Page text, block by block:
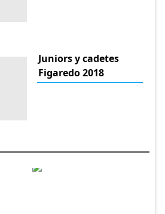
Juniors y cadetes
Figaredo 2018